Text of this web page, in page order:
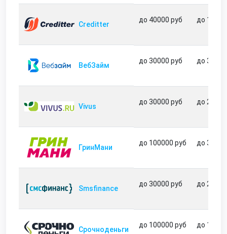
Creditter
до 40000 руб до 180
ВебЗайм
до 30000 руб до 30
Vivus
до 30000 руб до 21
ГринМани
до 100000 руб до 364
Smsfinance
до 30000 руб до 21
Срочноденьги
до 100000 руб до 180